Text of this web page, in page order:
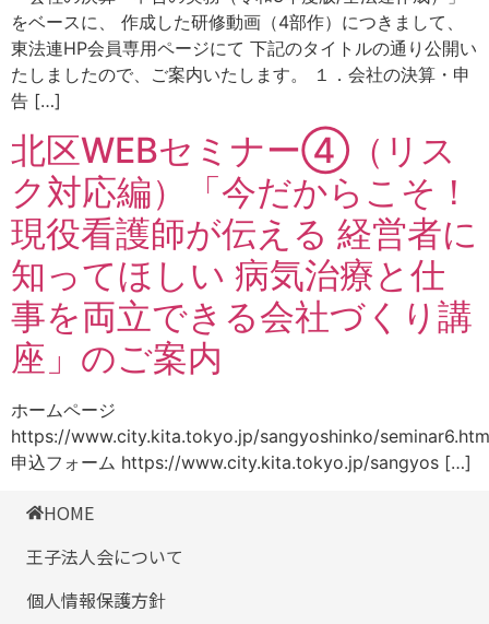
をベースに、 作成した研修動画（4部作）につきまして、
東法連HP会員専用ページにて 下記のタイトルの通り公開い
たしましたので、ご案内いたします。 １．会社の決算・申
告 […]
北区WEBセミナー④（リス
ク対応編）「今だからこそ！
現役看護師が伝える 経営者に
知ってほしい 病気治療と仕
事を両立できる会社づくり講
座」のご案内
ホームページ
https://www.city.kita.tokyo.jp/sangyoshinko/
申込フォーム https://www.city.kita.tokyo.jp/sangyos […]
HOME
王子法人会について
個人情報保護方針